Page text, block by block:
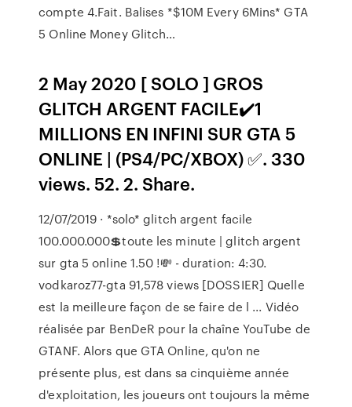
compte 4.Fait. Balises *$10M Every 6Mins* GTA
5 Online Money Glitch…
2 May 2020 [ SOLO ] GROS
GLITCH ARGENT FACILE✔️1
MILLIONS EN INFINI SUR GTA 5
ONLINE | (PS4/PC/XBOX) ✅. 330
views. 52. 2. Share.
12/07/2019 · *solo* glitch argent ️facile
100.000.000💲toute les minute | glitch argent
sur gta 5 online 1.50 !💸 - duration: 4:30.
vodkaroz77-gta 91,578 views [DOSSIER] Quelle
est la meilleure façon de se faire de l ... Vidéo
réalisée par BenDeR pour la chaîne YouTube de
GTANF. Alors que GTA Online, qu'on ne
présente plus, est dans sa cinquième année
d'exploitation, les joueurs ont toujours la même